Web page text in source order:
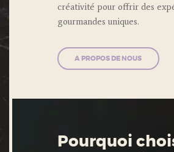
créativité pour offrir des
gourmandes uniques.
A PROPOS DE NOUS
Pourquoi